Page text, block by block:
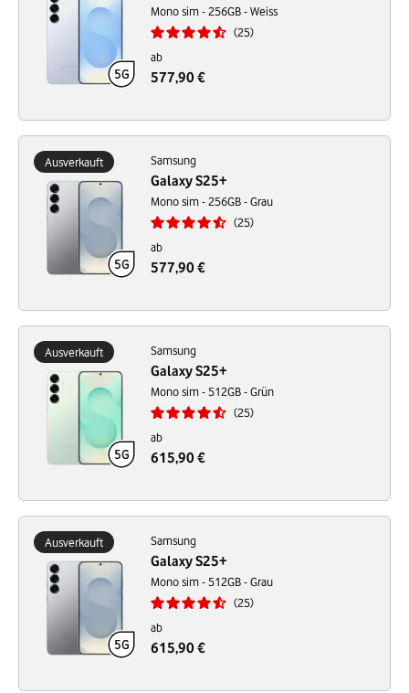
Mono sim - 256GB - Weiss
25
ab
577,90 €
Ausverkauft Samsung
Galaxy S25+
Mono sim - 256GB - Grau
25
ab
577,90 €
Ausverkauft Samsung
Galaxy S25+
Mono sim - 512GB - Grün
25
ab
615,90 €
Ausverkauft Samsung
Galaxy S25+
Mono sim - 512GB - Grau
25
ab
615,90 €